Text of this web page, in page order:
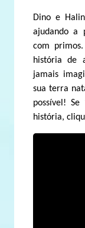
Dino e
ajudando a
com
história de
jamais
sua terra
possível!
história,